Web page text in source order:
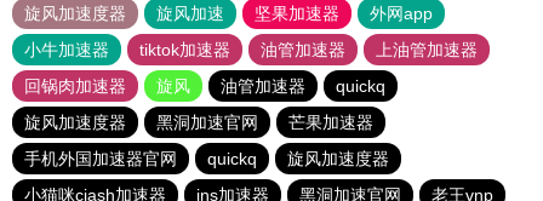
旋风加速度器
旋风加速 坚果加速器
外网app
小牛加速器
tiktok加速器 油管加速器
上油管加速器
回锅肉加速器
旋风 油管加速器
quickq
旋风加速度器
黑洞加速官网
芒果加速器
手机外国加速器官网
quickq
旋风加速度器
小猫咪ciash加速器
ins加速器 黑洞加速官网
老王vnp